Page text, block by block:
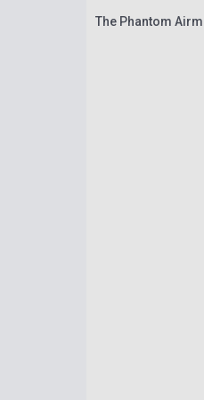
The Phantom